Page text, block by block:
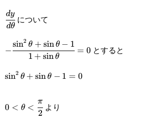
\cfrac{dy}
{d\theta}
dθ
dy について
\cfrac{\sin^2\theta+\sin\theta-
1}{1+\sin\theta}=0
−
1 + sinθ
sin2 θ + sinθ − 1
= 0とすると
\sin^2\theta+\sin\theta-
sin2 θ + sinθ − 1 = 0
0<\theta<\cfrac{\pi}
0 < θ <
2
π より